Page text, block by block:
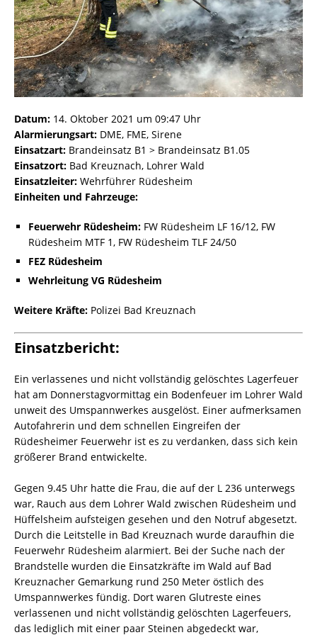
Datum: 14. Oktober 2021 um 09:47 Uhr
Alarmierungsart: DME, FME, Sirene
Einsatzart: Brandeinsatz B1 > Brandeinsatz B1.05
Einsatzort: Bad Kreuznach, Lohrer Wald
Einsatzleiter: Wehrführer Rüdesheim
Einheiten und Fahrzeuge:
Feuerwehr Rüdesheim: FW Rüdesheim LF 16/12, FW
Rüdesheim MTF 1, FW Rüdesheim TLF 24/50
FEZ Rüdesheim
Wehrleitung VG Rüdesheim
Weitere Kräfte: Polizei Bad Kreuznach
Einsatzbericht:
Ein verlassenes und nicht vollständig gelöschtes Lagerfeuer
hat am Donnerstagvormittag ein Bodenfeuer im Lohrer Wald
unweit des Umspannwerkes ausgelöst. Einer aufmerksamen
Autofahrerin und dem schnellen Eingreifen der
Rüdesheimer Feuerwehr ist es zu verdanken, dass sich kein
größerer Brand entwickelte.
Gegen 9.45 Uhr hatte die Frau, die auf der L 236 unterwegs
war, Rauch aus dem Lohrer Wald zwischen Rüdesheim und
Hüffelsheim aufsteigen gesehen und den Notruf abgesetzt.
Durch die Leitstelle in Bad Kreuznach wurde daraufhin die
Feuerwehr Rüdesheim alarmiert. Bei der Suche nach der
Brandstelle wurden die Einsatzkräfte im Wald auf Bad
Kreuznacher Gemarkung rund 250 Meter östlich des
Umspannwerkes fündig. Dort waren Glutreste eines
verlassenen und nicht vollständig gelöschten Lagerfeuers,
das lediglich mit einer paar Steinen abgedeckt war,